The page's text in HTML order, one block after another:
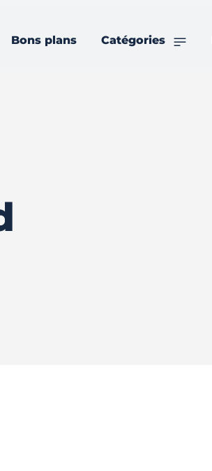
Bons plans Catégories